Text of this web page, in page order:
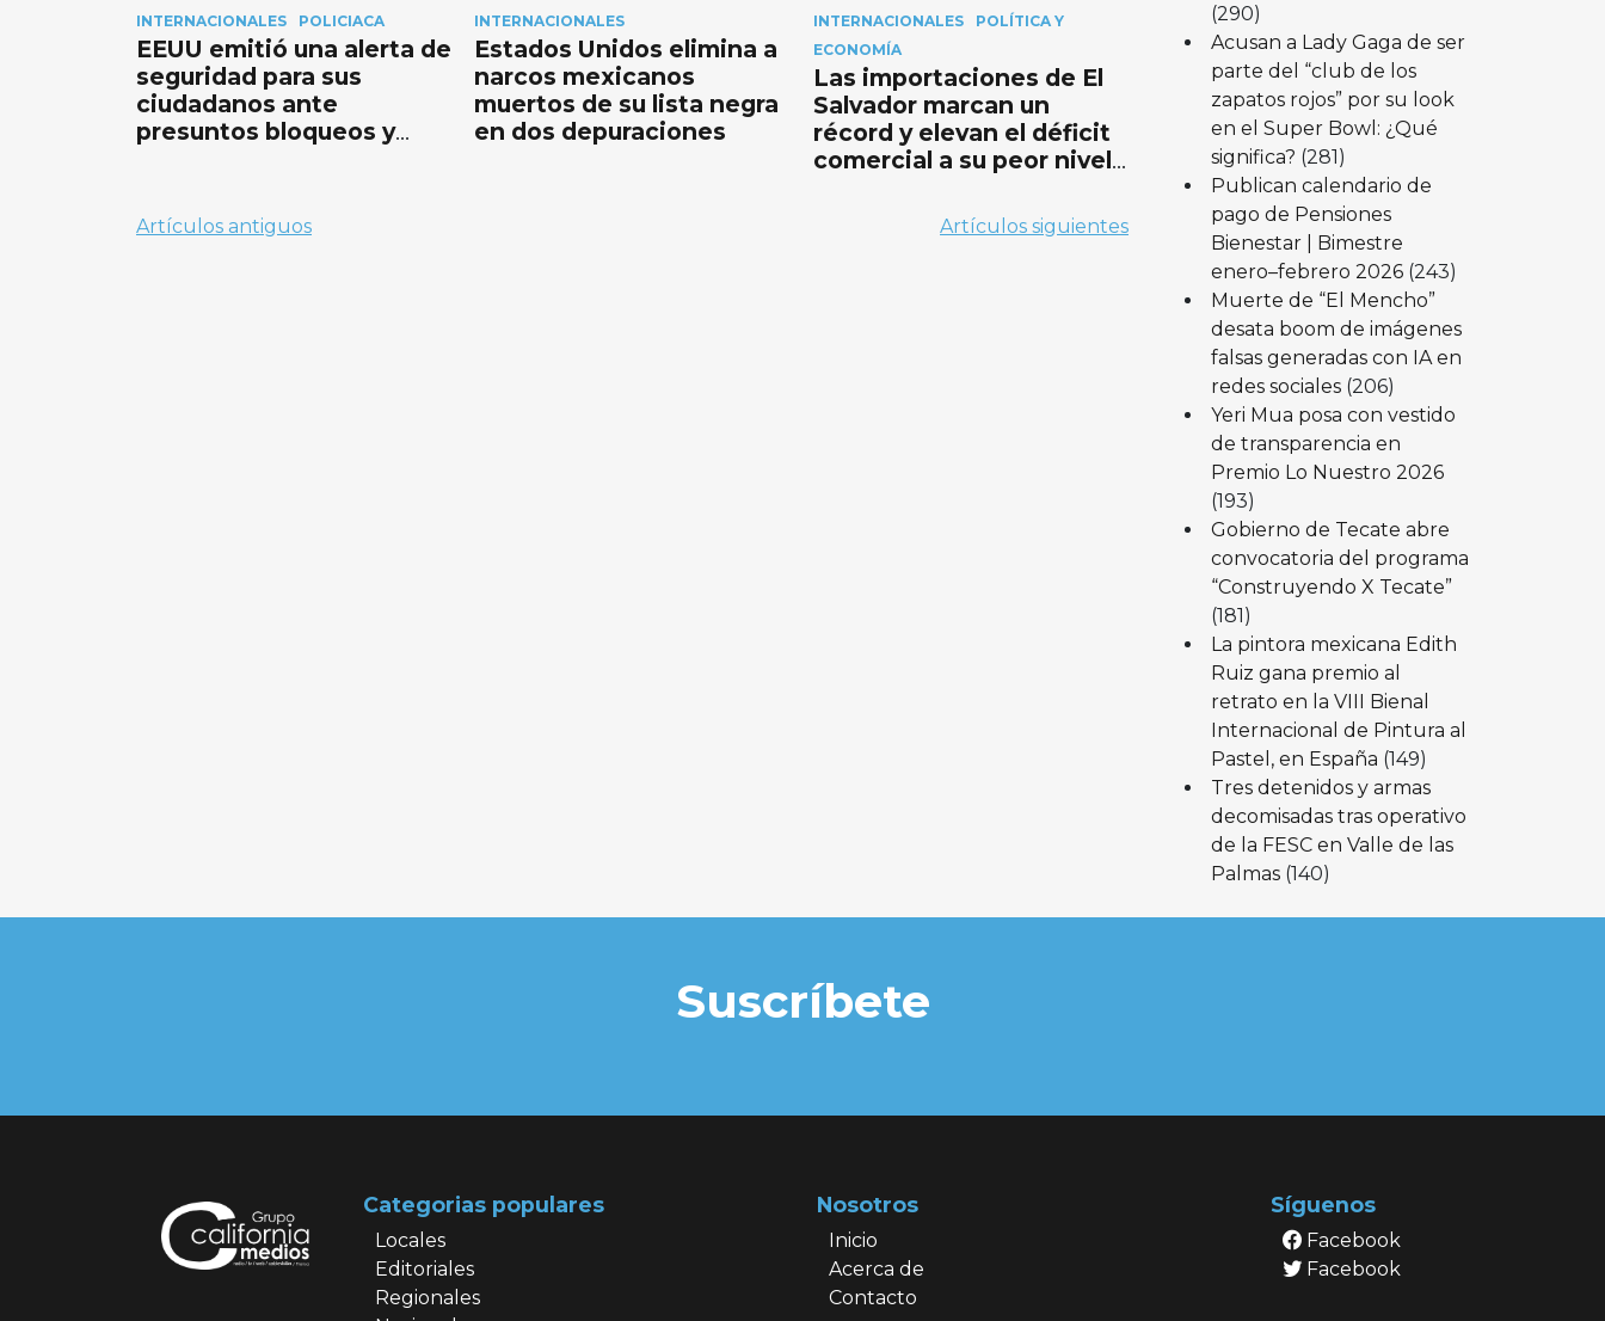
INTERNACIONALES POLICIACA
EEUU emitió una alerta de
seguridad para sus
ciudadanos ante
presuntos bloqueos y
INTERNACIONALES
Estados Unidos elimina a
narcos mexicanos
muertos de su lista negra
en dos depuraciones
INTERNACIONALES
POLÍTICA Y
ECONOMÍA
Las importaciones de El
Salvador marcan un
récord y elevan el déficit
comercial a su peor nivel
Navegación
Artículos antiguos Artículos siguientes
(290)
Acusan a Lady Gaga de ser
parte del “club de los
zapatos rojos” por su look
en el Super Bowl: ¿Qué
significa? (281)
Publican calendario de
pago de Pensiones
Bienestar | Bimestre
enero–febrero 2026 (243)
Muerte de “El Mencho”
desata boom de imágenes
falsas generadas con IA en
redes sociales (206)
Yeri Mua posa con vestido
de transparencia en
Premio Lo Nuestro 2026
(193)
Gobierno de Tecate abre
convocatoria del programa
“Construyendo X Tecate”
(181)
La pintora mexicana Edith
Ruiz gana premio al
retrato en la VIII Bienal
Internacional de Pintura al
Pastel, en España (149)
Tres detenidos y armas
decomisadas tras operativo
de la FESC en Valle de las
Palmas (140)
Suscríbete
Categorias populares
Locales
Editoriales
Regionales
Nosotros
Inicio
Acerca de
Contacto
Síguenos
Facebook
Facebook